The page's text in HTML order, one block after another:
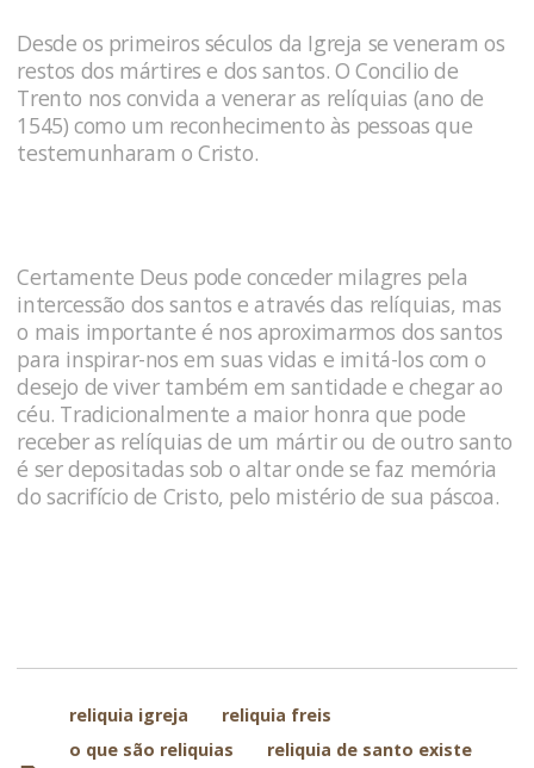
Desde os primeiros séculos da Igreja se veneram os
restos dos mártires e dos santos. O Concilio de
Trento nos convida a venerar as relíquias (ano de
1545) como um reconhecimento às pessoas que
testemunharam o Cristo.
Certamente Deus pode conceder milagres pela
intercessão dos santos e através das relíquias, mas
o mais importante é nos aproximarmos dos santos
para inspirar-nos em suas vidas e imitá-los com o
desejo de viver também em santidade e chegar ao
céu. Tradicionalmente a maior honra que pode
receber as relíquias de um mártir ou de outro santo
é ser depositadas sob o altar onde se faz memória
do sacrifício de Cristo, pelo mistério de sua páscoa.
reliquia igreja
reliquia freis
o que são reliquias
reliquia de santo existe